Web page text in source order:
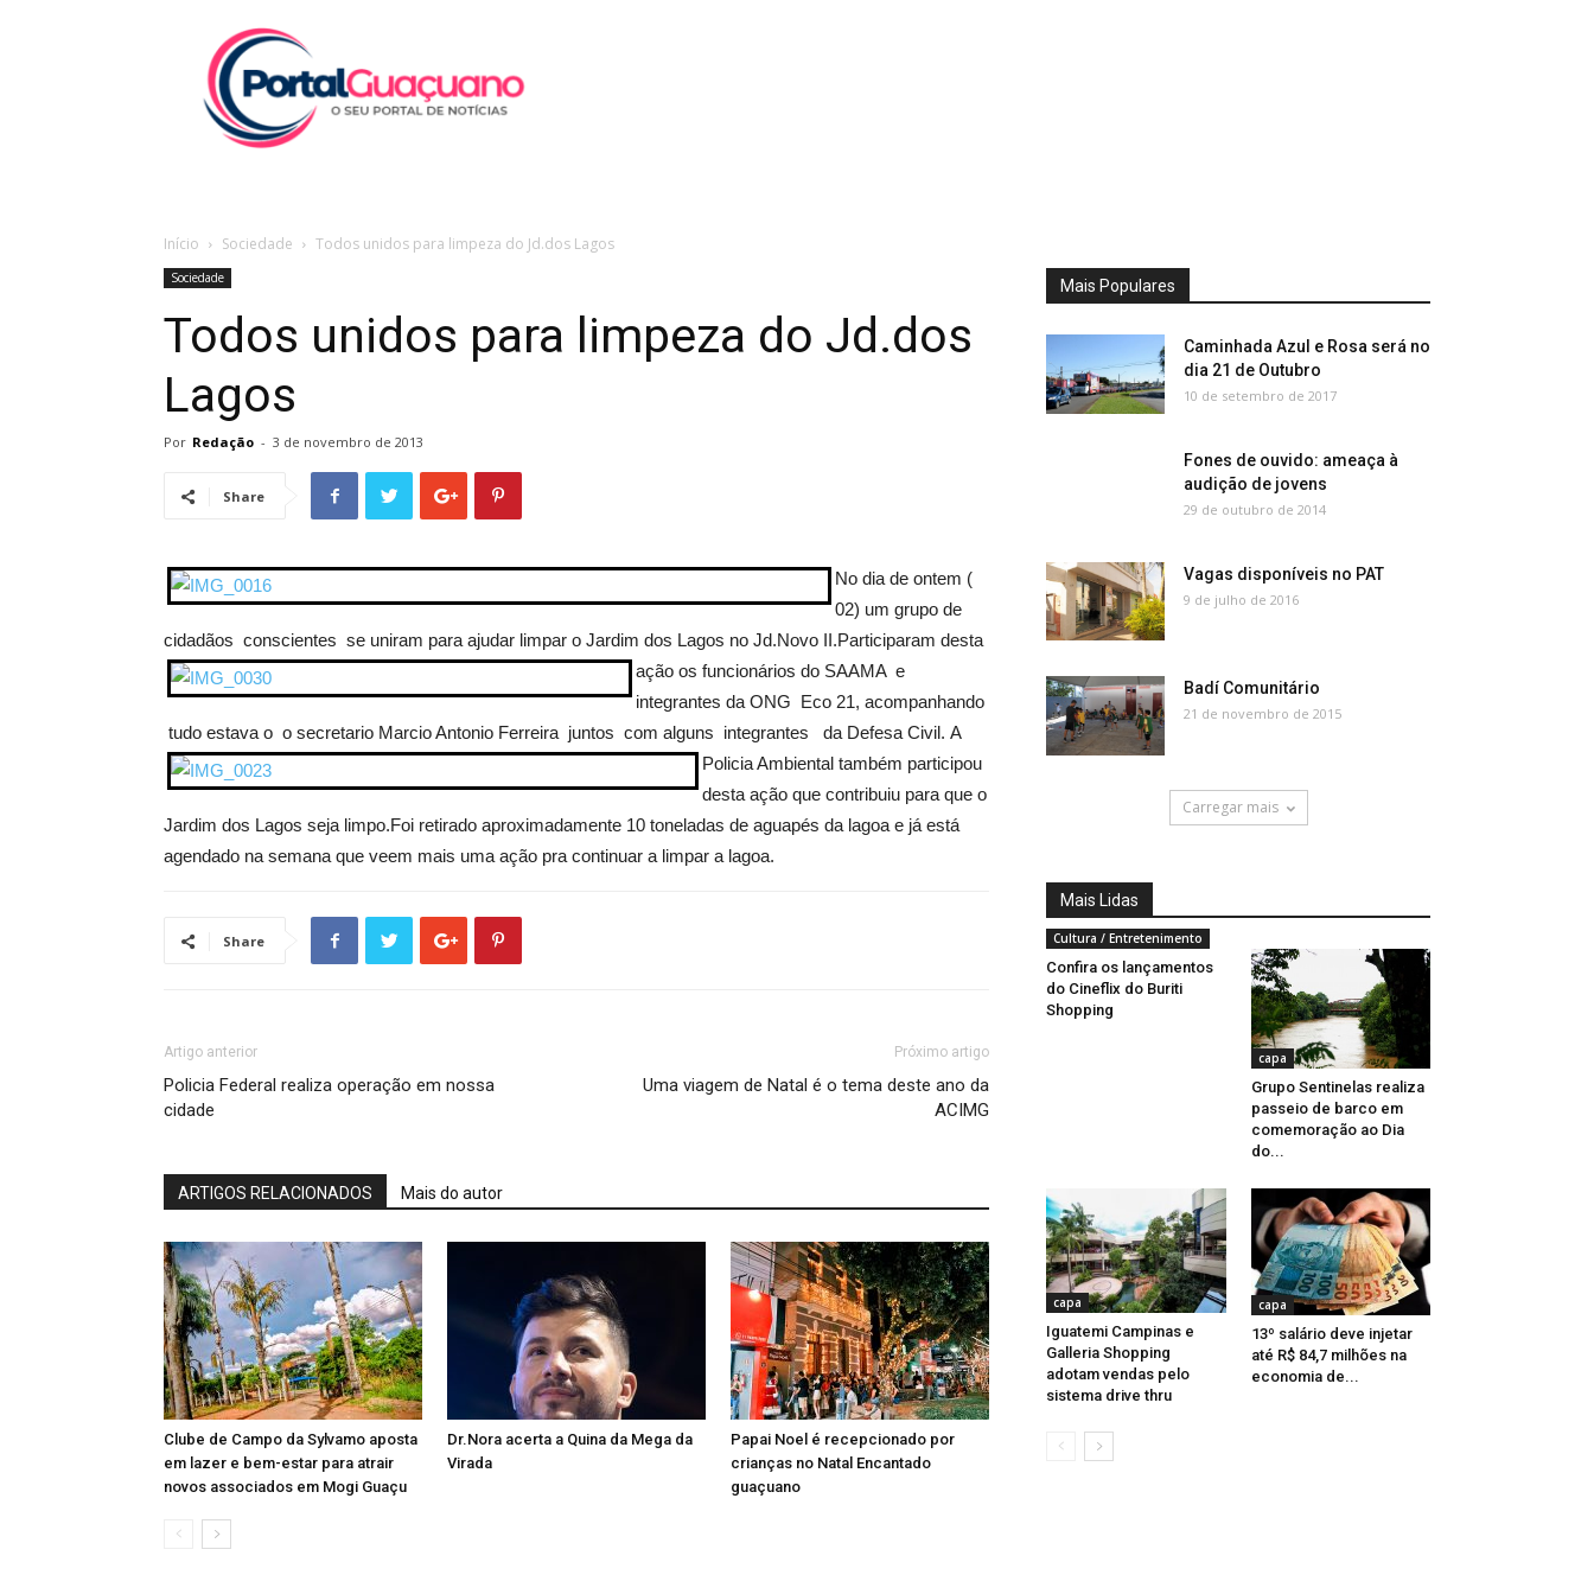
Portal
Guaçuano
Início Sociedade Todos unidos para limpeza do Jd.dos Lagos
Sociedade
Todos unidos para limpeza do Jd.dos
Lagos
Por Redação - 3 de novembro de 2013
Share
No dia de ontem (
02) um grupo de
cidadãos conscientes se uniram para ajudar limpar o Jardim dos Lagos no Jd.Novo II.Participaram desta
ação os funcionários do SAAMA e
integrantes da ONG Eco 21, acompanhando
tudo estava o o secretario Marcio Antonio Ferreira juntos com alguns integrantes da Defesa Civil. A
Policia Ambiental também participou
desta ação que contribuiu para que o
Jardim dos Lagos seja limpo.Foi retirado aproximadamente 10 toneladas de aguapés da lagoa e já está
agendado na semana que veem mais uma ação pra continuar a limpar a lagoa.
Share
Artigo anterior
Policia Federal realiza operação em nossa
cidade
Próximo artigo
Uma viagem de Natal é o tema deste ano da
ACIMG
ARTIGOS RELACIONADOS Mais do autor
Clube de Campo da Sylvamo aposta
em lazer e bem-estar para atrair
novos associados em Mogi Guaçu
Dr.Nora acerta a Quina da Mega da
Virada
Papai Noel é recepcionado por
crianças no Natal Encantado
guaçuano
Mais Populares
Caminhada Azul e Rosa será no
dia 21 de Outubro
10 de setembro de 2017
Fones de ouvido: ameaça à
audição de jovens
29 de outubro de 2014
Vagas disponíveis no PAT
9 de julho de 2016
Badí Comunitário
21 de novembro de 2015
Carregar mais
Mais Lidas
Cultura / Entretenimento
Confira os lançamentos
do Cineflix do Buriti
Shopping
capa
Grupo Sentinelas realiza
passeio de barco em
comemoração ao Dia
do...
capa
Iguatemi Campinas e
Galleria Shopping
adotam vendas pelo
sistema drive thru
capa
13º salário deve injetar
até R$ 84,7 milhões na
economia de...